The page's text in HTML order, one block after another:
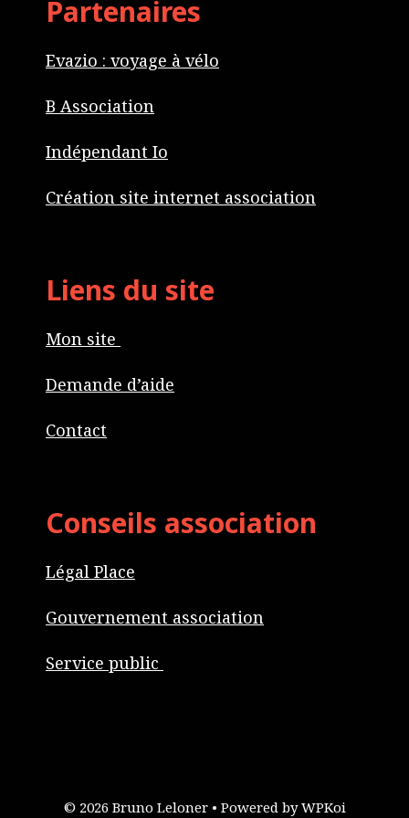
Partenaires
Evazio : voyage à vélo
B Association
Indépendant Io
Création site internet association
Liens du site
Mon site
Demande d’aide
Contact
Conseils association
Légal Place
Gouvernement association
Service public
© 2026 Bruno Leloner• Powered byWPKoi